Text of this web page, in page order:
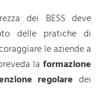
dei BESS deve
delle pratiche di
le aziende a
la formazione
regolare dei